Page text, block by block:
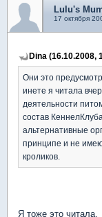
Lulu's
17 октября
Dina (16.10.2008,
Они это
инете я читала
деятельности
состав
альтернативные
принципе и не
кроликов.
Я тоже это читала.